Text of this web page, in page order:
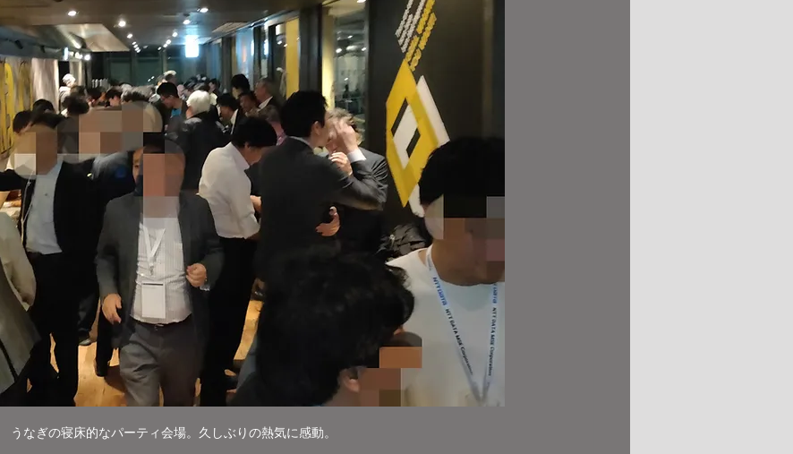
うなぎの寝床的なパーティ会場。久しぶりの熱気に感動。